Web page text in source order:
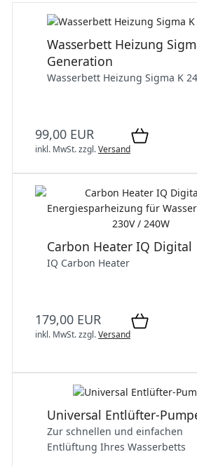
Wasserbett Heizung
Generation
Wasserbett Heizung Sigma K
99,00 EUR
inkl. MwSt.zzgl.Versand
Carbon Heater IQ Digital
IQ Carbon Heater
179,00 EUR
inkl. MwSt.zzgl.Versand
Universal Entlüfter-
Zur schnellen und einfachen
Entlüftung Ihres Wasserbetts